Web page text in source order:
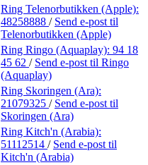
Ring Telenorbutikken (Apple):
48258888 / Send e-post til
Telenorbutikken (Apple)
Ring Ringo (Aquaplay): 94 18
45 62 / Send e-post til Ringo
(Aquaplay)
Ring Skoringen (Ara):
21079325 / Send e-post til
Skoringen (Ara)
Ring Kitch'n (Arabia):
51112514 / Send e-post til
Kitch'n (Arabia)